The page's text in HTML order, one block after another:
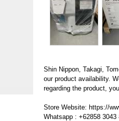
Shin Nippon, Takagi,
our product availability.
regarding the product,
Store Website: https://
Whatsapp : +62858 3043